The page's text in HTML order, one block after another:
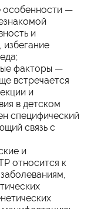
особенности —
и
факторы —
встречается
и
в детском
специфический
связь с
и
относится к